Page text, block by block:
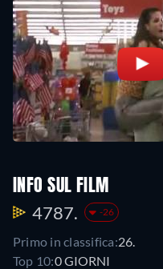
INFO SUL FILM
4787. -26
Primo in classifica:26.
Top 10:0 GIORNI